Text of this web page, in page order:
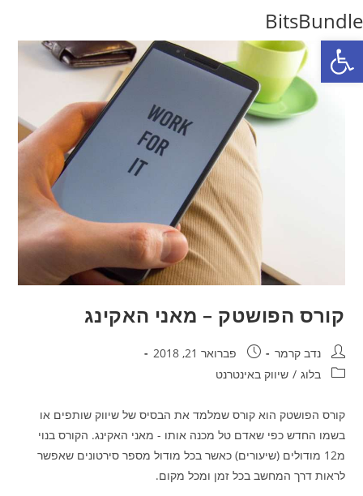
פתח סרגל נגישות
to
content
BitsBundle
קורס הפושטק – מאני האקינג
מחבר:נדב קרמר פורסם:פברואר 21, 2018
קטגוריה:
בלוג / שיווק באינטרנט
קורס הפושטק הוא קורס שמלמד את הבסיס של שיווק שותפים או
בשמו החדש כפי שאדם טל מכנה אותו - מאני האקינג. הקורס בנוי
מ12 מודולים (שיעורים) כאשר בכל מודול מספר סירטונים שאפשר
לראות דרך המחשב בכל זמן ומכל מקום.